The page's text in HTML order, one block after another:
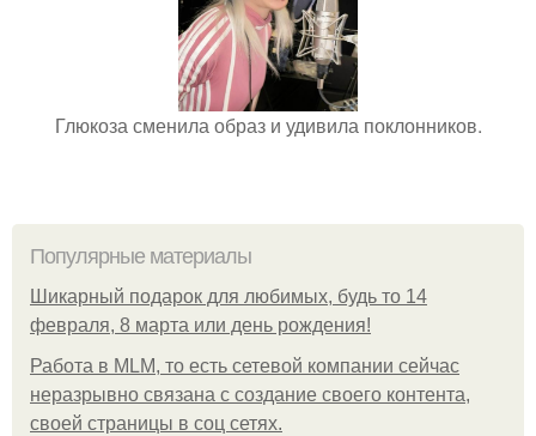
Глюкоза сменила образ и удивила поклонников.
Популярные материалы
Шикарный подарок для любимых, будь то 14
февраля, 8 марта или день рождения!
Работа в MLM, то есть сетевой компании сейчас
неразрывно связана с создание своего контента,
своей страницы в соц сетях.